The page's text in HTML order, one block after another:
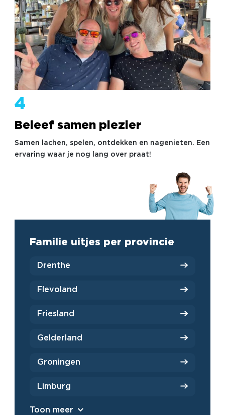
4
Beleef samen plezier
Samen lachen, spelen, ontdekken en nagenieten. Een
ervaring waar je nog lang over praat!
Familie uitjes per provincie
Drenthe
Flevoland
Friesland
Gelderland
Groningen
Limburg
Toon meer